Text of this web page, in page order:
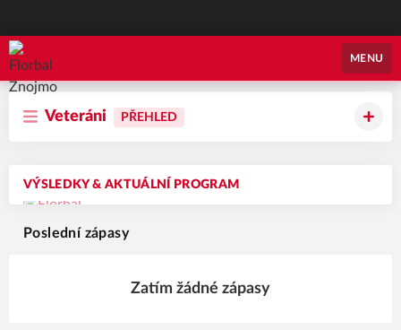
Florbal Znojmo
MENU
Veteráni PŘEHLED
VÝSLEDKY & AKTUÁLNÍ PROGRAM
Poslední zápasy
Zatím žádné zápasy